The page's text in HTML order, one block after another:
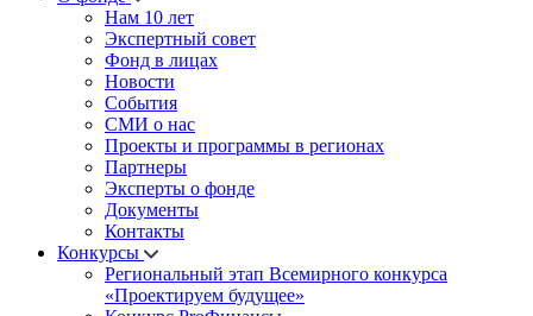
Нам 10 лет
Экспертный совет
Фонд в лицах
Новости
События
СМИ о нас
Проекты и программы в регионах
Партнеры
Эксперты о фонде
Документы
Контакты
Конкурсы
Региональный этап Всемирного конкурса
«Проектируем будущее»